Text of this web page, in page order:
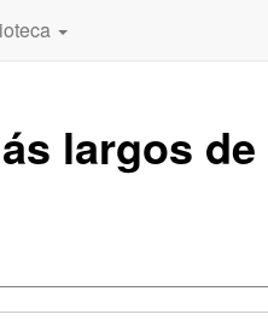
largos de